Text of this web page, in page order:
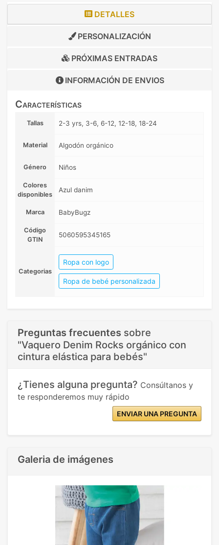
DETALLES
PERSONALIZACIÓN
PRÓXIMAS ENTRADAS
INFORMACIÓN DE ENVIOS
Características
Tallas 2-3 yrs, 3-6, 6-12, 12-18, 18-24
Material Algodón orgánico
Género Niños
Colores
disponibles
Azul danim
Marca BabyBugz
Código
GTIN
5060595345165
Categorias
Ropa con logo
Ropa de bebé personalizada
Preguntas frecuentes sobre
"Vaquero Denim Rocks orgánico con
cintura elástica para bebés"
¿Tienes alguna pregunta? Consúltanos y
te responderemos muy rápido
ENVIAR UNA PREGUNTA
Galeria de imágenes